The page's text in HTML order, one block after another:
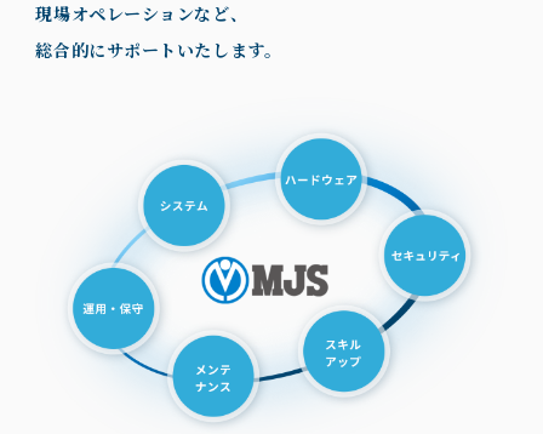
現場オペレーションなど、
総合的にサポートいたします。